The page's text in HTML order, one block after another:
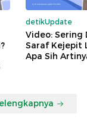
detikUpdate
Video: Sering
Saraf Kejepit
Apa Sih